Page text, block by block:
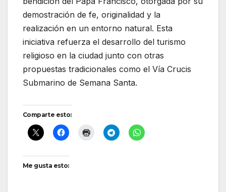
demostración de fe, originalidad y la
realización en un entorno natural. Esta
iniciativa refuerza el desarrollo del turismo
religioso en la ciudad junto con otras
propuestas tradicionales como el Vía Crucis
Submarino de Semana Santa.
Comparte esto:
Me gusta esto: